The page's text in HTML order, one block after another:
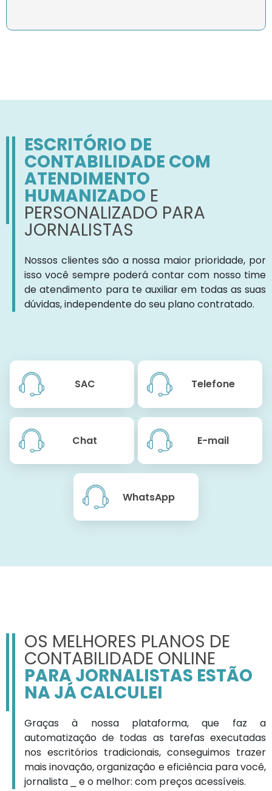
ESCRITÓRIO DE
CONTABILIDADE COM
ATENDIMENTO
HUMANIZADO E
PERSONALIZADO PARA
JORNALISTAS
Nossos clientes são a nossa maior prioridade, por
isso você sempre poderá contar com nosso time
de atendimento para te auxiliar em todas as suas
dúvidas, independente do seu plano contratado.
SAC Telefone
Chat E-mail
WhatsApp
OS MELHORES PLANOS DE
CONTABILIDADE ONLINE
PARA JORNALISTAS ESTÃO
NA JÁ CALCULEI
Graças à nossa plataforma, que faz a
automatização de todas as tarefas executadas
nos escritórios tradicionais, conseguimos trazer
mais inovação, organização e eficiência para você,
jornalista ⎯ e o melhor: com preços acessíveis.